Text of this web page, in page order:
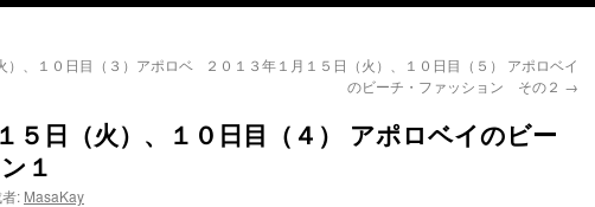
）、１０日目（３）アポロベ
２０１３年１月１５日（火）、１０日目（５） アポロベイ
のビーチ・ファッション その２ →
５日（火）、１０日目（４） アポロベイのビー
１
: MasaKay